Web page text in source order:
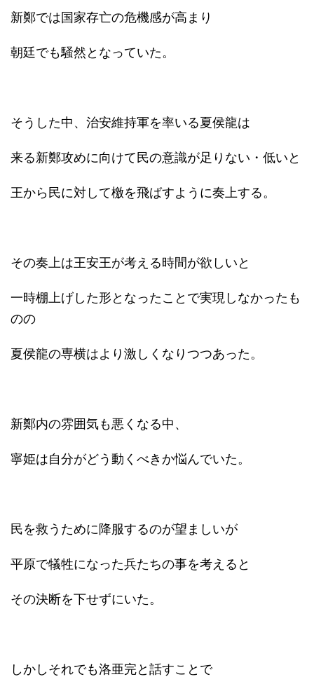
新鄭では国家存亡の危機感が高まり
朝廷でも騒然となっていた。
そうした中、治安維持軍を率いる夏侯龍は
来る新鄭攻めに向けて民の意識が足りない・低いと
王から民に対して檄を飛ばすように奏上する。
その奏上は王安王が考える時間が欲しいと
一時棚上げした形となったことで実現しなかったも
のの
夏侯龍の専横はより激しくなりつつあった。
新鄭内の雰囲気も悪くなる中、
寧姫は自分がどう動くべきか悩んでいた。
民を救うために降服するのが望ましいが
平原で犠牲になった兵たちの事を考えると
その決断を下せずにいた。
しかしそれでも洛亜完と話すことで